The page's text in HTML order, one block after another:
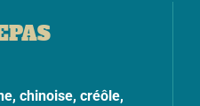
chinoise, créôle,